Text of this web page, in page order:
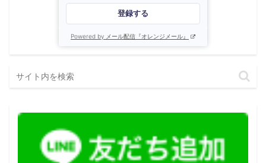
登録する
Powered by メール配信『オレンジメール』